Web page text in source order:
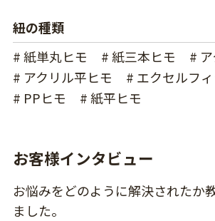
紐の種類
# 紙単丸ヒモ
# 紙三本ヒモ
#
# アクリル平ヒモ
# エクセルフ
# PPヒモ
# 紙平ヒモ
お客様インタビュー
お悩みをどのように解決されたか
ました。